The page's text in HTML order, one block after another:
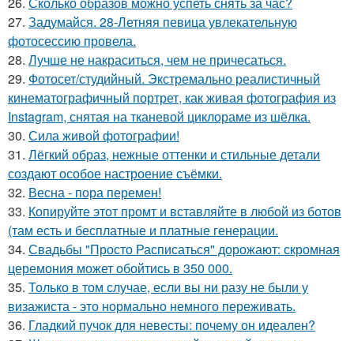
27. Задумайся. 28-Летняя певица увлекательную
фотосессию провела.
28. Лучше не накраситься, чем не причесаться.
29. Фотосет/студийный. Экстремально реалистичный
кинематографичный портрет, как живая фотография из
Instagram, снятая на тканевой циклораме из шёлка.
30. Сила живой фотографии!
31. Лёгкий образ, нежные оттенки и стильные детали
создают особое настроение съёмки.
32. Весна - пора перемен!
33. Копируйте этот промт и вставляйте в любой из ботов
(там есть и бесплатные и платные генерации.
34. Свадьбы "Просто Расписаться" дорожают: скромная
церемония может обойтись в 350 000.
35. Только в том случае, если вы ни разу не были у
визажиста - это нормально немного переживать.
36. Гладкий пучок для невесты: почему он идеален?